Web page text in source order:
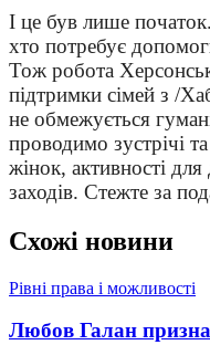
І це був лише
хто потребує
Тож робота
підтримки сімей з /
не обмежується
проводимо зустрічі
жінок, активності
заходів. Стежте за
Схожі новини
Рівні права і можливості
Любов Галан